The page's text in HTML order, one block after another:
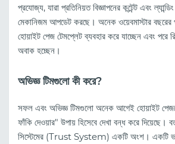
প্রযোজ্য, যারা প্রতিনিয়ত বিজ্ঞাপনের কন্টেন্ট এবং
মেকানিজম আপডেট করছে। অনেক ওয়েবমাস্টার
হোয়াইট পেজ টেমপ্লেট ব্যবহার করে যাচ্ছেন এবং পরে
অবাক হচ্ছেন।
অভিজ্ঞ টিমগুলো কী করে?
সফল এবং অভিজ্ঞ টিমগুলো অনেক আগেই হোয়াইট
ফাঁকি দেওয়ার" উপায় হিসেবে দেখা বন্ধ করে দিয়েছে।
সিস্টেমের (Trust System) একটি অংশ। একটি